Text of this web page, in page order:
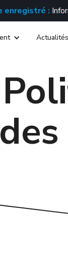
enregistré :
Actualités